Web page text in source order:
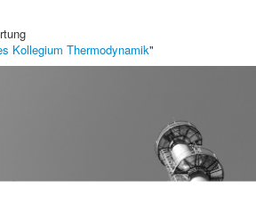
Kollegium Thermodynamik"